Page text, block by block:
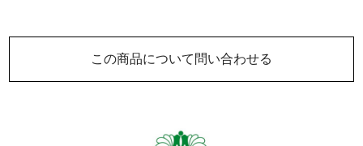
この商品について問い合わせる